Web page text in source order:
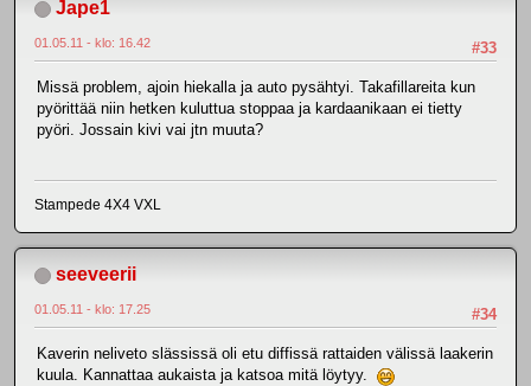
Jape1
#33
01.05.11 - klo: 16.42
Missä problem, ajoin hiekalla ja auto pysähtyi. Takafillareita kun
pyörittää niin hetken kuluttua stoppaa ja kardaanikaan ei tietty
pyöri. Jossain kivi vai jtn muuta?
Stampede 4X4 VXL
seeveerii
#34
01.05.11 - klo: 17.25
Kaverin neliveto slässissä oli etu diffissä rattaiden välissä laakerin
kuula. Kannattaa aukaista ja katsoa mitä löytyy.